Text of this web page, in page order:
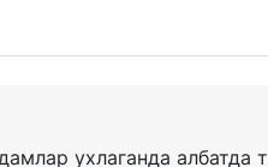
ухлаганда